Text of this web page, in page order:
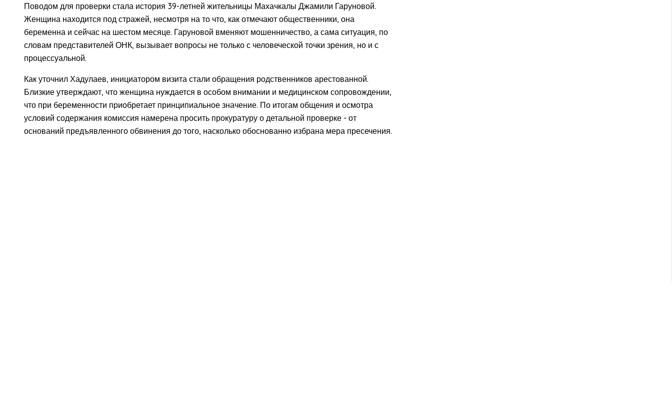
Поводом для проверки стала история 39-летней жительницы Махачкалы Джамили Гаруновой.
Женщина находится под стражей, несмотря на то что, как отмечают общественники, она
беременна и сейчас на шестом месяце. Гаруновой вменяют мошенничество, а сама ситуация, по
словам представителей ОНК, вызывает вопросы не только с человеческой точки зрения, но и с
процессуальной.
Как уточнил Хадулаев, инициатором визита стали обращения родственников арестованной.
Близкие утверждают, что женщина нуждается в особом внимании и медицинском сопровождении,
что при беременности приобретает принципиальное значение. По итогам общения и осмотра
условий содержания комиссия намерена просить прокуратуру о детальной проверке - от
оснований предъявленного обвинения до того, насколько обоснованно избрана мера пресечения.